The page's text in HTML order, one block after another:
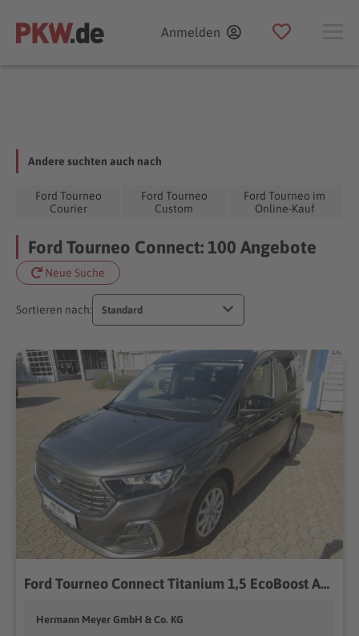
Anmelden
Andere suchten auch nach
Ford Tourneo
Courier
Ford Tourneo
Custom
Ford Tourneo im
Online-Kauf
Ford Tourneo Connect: 100 Angebote
Neue Suche
Sortieren nach: Standard
Ford Tourneo Connect Titanium 1,5 EcoBoost Automatic
Hermann Meyer GmbH & Co. KG